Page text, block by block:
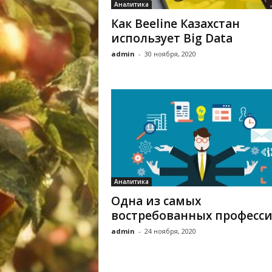
Аналитика
Как Beeline Казахстан
использует Big Data
admin - 30 ноября, 2020
Аналитика
Одна из самых
востребованных
admin - 24 ноября, 2020